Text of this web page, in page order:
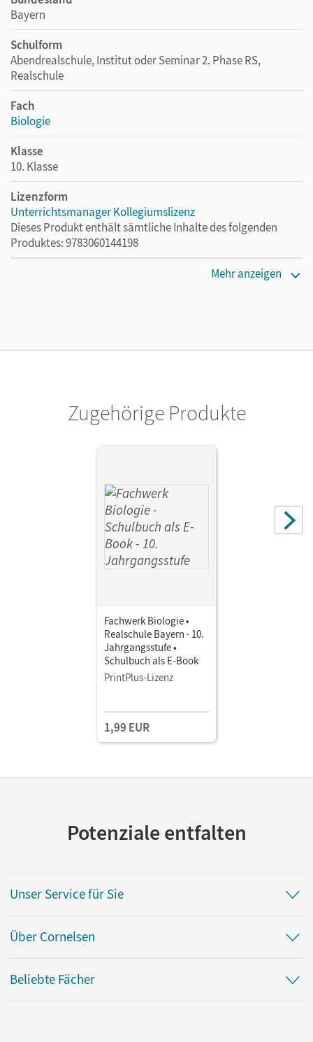
Bayern
Schulform
Abendrealschule, Institut oder Seminar 2. Phase RS,
Realschule
Fach
Biologie
Klasse
10. Klasse
Lizenzform
Unterrichtsmanager Kollegiumslizenz
Dieses Produkt enthält sämtliche Inhalte des folgenden
Produktes: 9783060144198
Unterrichtsmanagers solange das Lehrwerk erhältlich ist.
Mehr anzeigen
Zugehörige Produkte
Fachwerk Biologie •
Realschule Bayern · 10.
Jahrgangsstufe •
Schulbuch als E-Book
PrintPlus-Lizenz
1,99 EUR
Potenziale entfalten
Unser Service für Sie
Über Cornelsen
Beliebte Fächer